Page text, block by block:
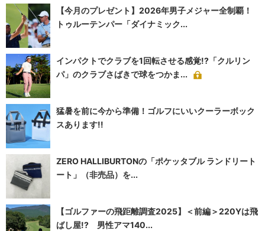
【今月のプレゼント】2026年男子メジャー全制覇！
トゥルーテンパー「ダイナミック...
インパクトでクラブを1回転させる感覚!?「クルリン
パ」のクラブさばきで球をつかま...
猛暑を前に今から準備！ゴルフにいいクーラーボック
スあります!!
ZERO HALLIBURTONの「ポケッタブル ランドリート
ート」（非売品）を...
【ゴルファーの飛距離調査2025】＜前編＞220Yは飛
ばし屋!? 男性アマ140...